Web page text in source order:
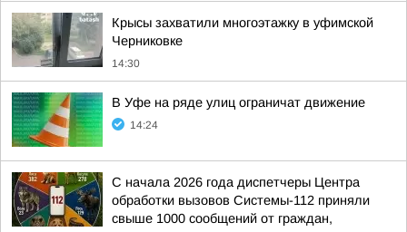
Крысы захватили многоэтажку в уфимской
Черниковке
14:30
В Уфе на ряде улиц ограничат движение
14:24
С начала 2026 года диспетчеры Центра
обработки вызовов Системы-112 приняли
свыше 1000 сообщений от граждан,